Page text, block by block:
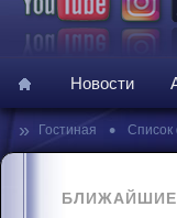
Новости
» Гостиная •